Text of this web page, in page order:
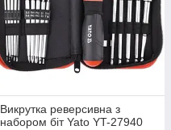
Викрутка реверсивна з
набором біт Yato YT-27940